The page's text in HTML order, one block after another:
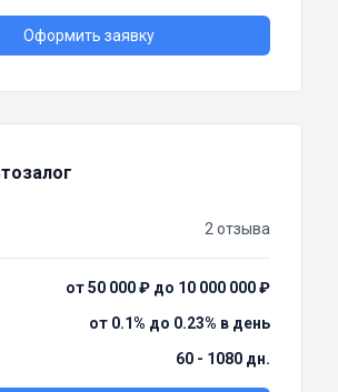
Оформить заявку
2 отзыва
от 50 000 ₽ до 10 000 000 ₽
от 0.1% до 0.23% в день
60 - 1080 дн.